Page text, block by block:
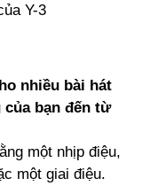
Y-3
nhiều bài hát
của bạn đến từ
một nhịp điệu,
một giai điệu.